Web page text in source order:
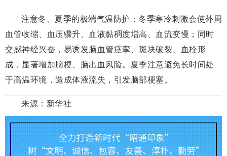
注意冬、 夏季的极端气温防护 ： 冬季寒冷刺激会使外周
血管收缩、血压骤升、血液黏稠度增高、血流变慢；同时
交感神经兴奋，易诱发脑血管痉挛、斑块破裂、血栓形
成，显著增加脑梗、脑出血风险。夏季注意避免长时间处
于高温环境，造成体液流失，引发脑部梗塞。
来源：新华社